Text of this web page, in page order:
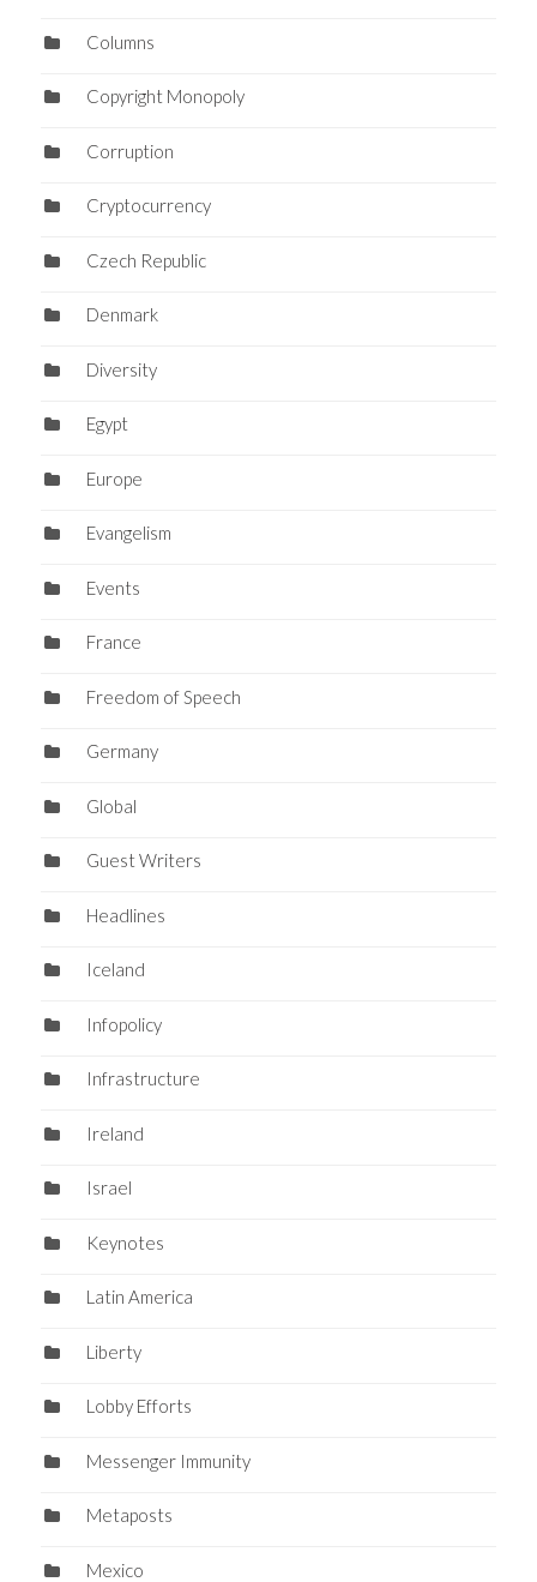
Columns
Copyright Monopoly
Corruption
Cryptocurrency
Czech Republic
Denmark
Diversity
Egypt
Europe
Evangelism
Events
France
Freedom of Speech
Germany
Global
Guest Writers
Headlines
Iceland
Infopolicy
Infrastructure
Ireland
Israel
Keynotes
Latin America
Liberty
Lobby Efforts
Messenger Immunity
Metaposts
Mexico